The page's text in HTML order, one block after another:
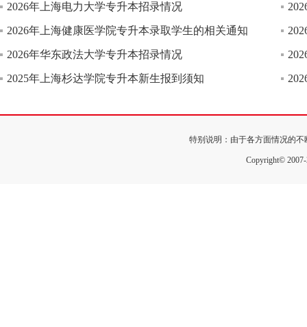
2026年上海电力大学专升本招录情况
2026年上海健康医学院专升本录取学生的相关通知
2026年华东政法大学专升本招录情况
2025年上海杉达学院专升本新生报到须知
特别说明：由于各方面情况的
Copyright©